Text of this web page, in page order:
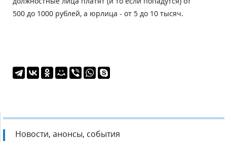
500 до 1000 рублей, а юрлица - от 5 до 10 тысяч.
Новости, анонсы, события